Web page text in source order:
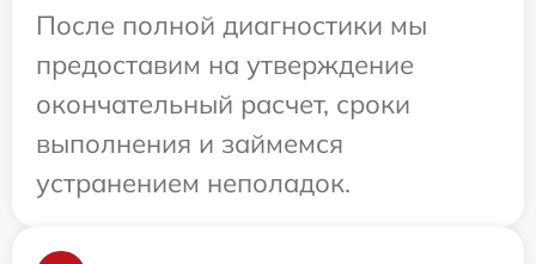
После полной диагностики мы
предоставим на утверждение
окончательный расчет, сроки
выполнения и займемся
устранением неполадок.